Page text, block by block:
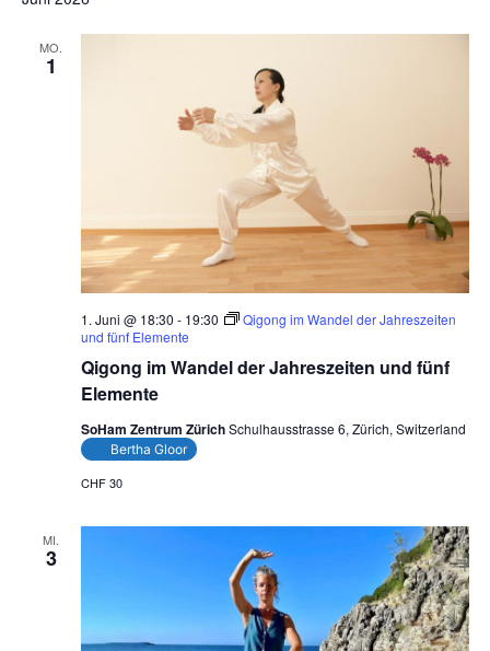
und
MO.
1
Qigong im Wandel der Jahreszeiten und fünf
Elemente
1. Juni @ 18:30 - 19:30
Qigong im Wandel der Jahreszeiten
und fünf Elemente
SoHam Zentrum ZürichSchulhausstrasse 6, Zürich, Switzerland
Bertha Gloor
CHF 30
MI.
3